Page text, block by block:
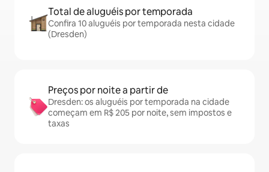
Total de aluguéis por temporada
Confira 10 aluguéis por temporada nesta cidade
(Dresden)
Preços por noite a partir de
Dresden: os aluguéis por temporada na cidade
começam em R$ 205 por noite, sem impostos e
taxas